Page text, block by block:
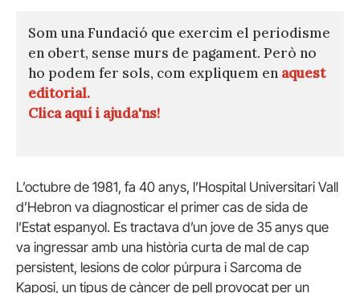
Som una Fundació que exercim el periodisme
en obert, sense murs de pagament. Però no
ho podem fer sols, com expliquem en aquest
editorial.
Clica aquí i ajuda'ns!
L’octubre de 1981, fa 40 anys, l’Hospital Universitari Vall
d’Hebron va diagnosticar el primer cas de sida de
l’Estat espanyol. Es tractava d’un jove de 35 anys que
va ingressar amb una història curta de mal de cap
persistent, lesions de color púrpura i Sarcoma de
Kaposi, un tipus de càncer de pell provocat per un